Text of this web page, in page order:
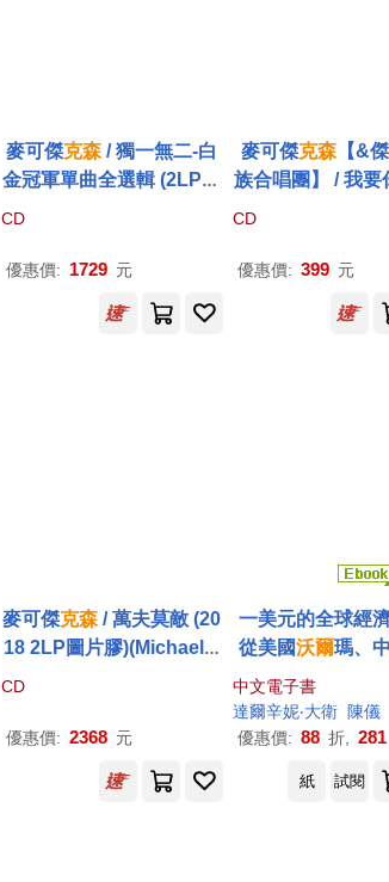
麥可傑克森 / 獨一無二-白
金冠軍單曲全選輯 (2LP限
量紅色彩膠)(Michael Jac
mited Red 2LP))
CD
優惠價: 1729 元
麥可傑克森 【&傑
族合唱團】 / 我要
巨星長存純真典藏
son / I Want You
n)
CD
優惠價: 399 元
麥可傑克森 / 萬夫莫敵 (20
18 2LP圖片膠)(Michael J
CD
優惠價: 2368 元
一美元的全球經
從美國沃爾瑪、
到奈及利亞鐵路，
界的運作真相【暢
版】 (電子
中文電子書
達爾辛妮‧大衛
陳儀
優惠價: 88 折, 281
紙 試閱